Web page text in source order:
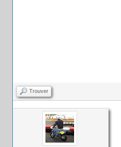
Trouver